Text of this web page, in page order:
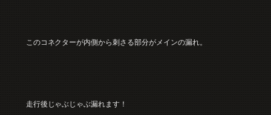
このコネクターが内側から刺さる部分がメインの漏れ。
走行後じゃぶじゃぶ漏れます！